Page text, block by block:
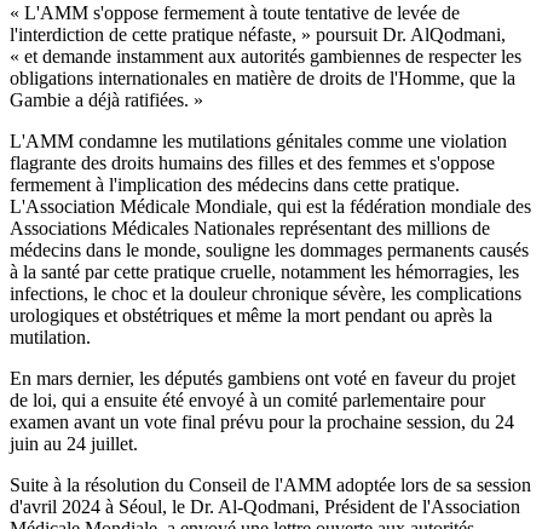
« L'AMM s'oppose fermement à toute tentative de levée de
l'interdiction de cette pratique néfaste, » poursuit Dr. AlQodmani,
« et demande instamment aux autorités gambiennes de respecter les
obligations internationales en matière de droits de l'Homme, que la
Gambie a déjà ratifiées. »
L'AMM condamne les mutilations génitales comme une violation
flagrante des droits humains des filles et des femmes et s'oppose
fermement à l'implication des médecins dans cette pratique.
L'Association Médicale Mondiale, qui est la fédération mondiale des
Associations Médicales Nationales représentant des millions de
médecins dans le monde, souligne les dommages permanents causés
à la santé par cette pratique cruelle, notamment les hémorragies, les
infections, le choc et la douleur chronique sévère, les complications
urologiques et obstétriques et même la mort pendant ou après la
mutilation.
En mars dernier, les députés gambiens ont voté en faveur du projet
de loi, qui a ensuite été envoyé à un comité parlementaire pour
examen avant un vote final prévu pour la prochaine session, du 24
juin au 24 juillet.
Suite à la résolution du Conseil de l'AMM adoptée lors de sa session
d'avril 2024 à Séoul, le Dr. Al-Qodmani, Président de l'Association